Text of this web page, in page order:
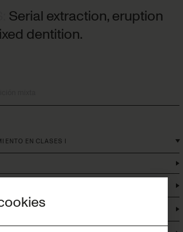
Serial extraction, eruption
dentition.
EN CLASES I
SERIADAS